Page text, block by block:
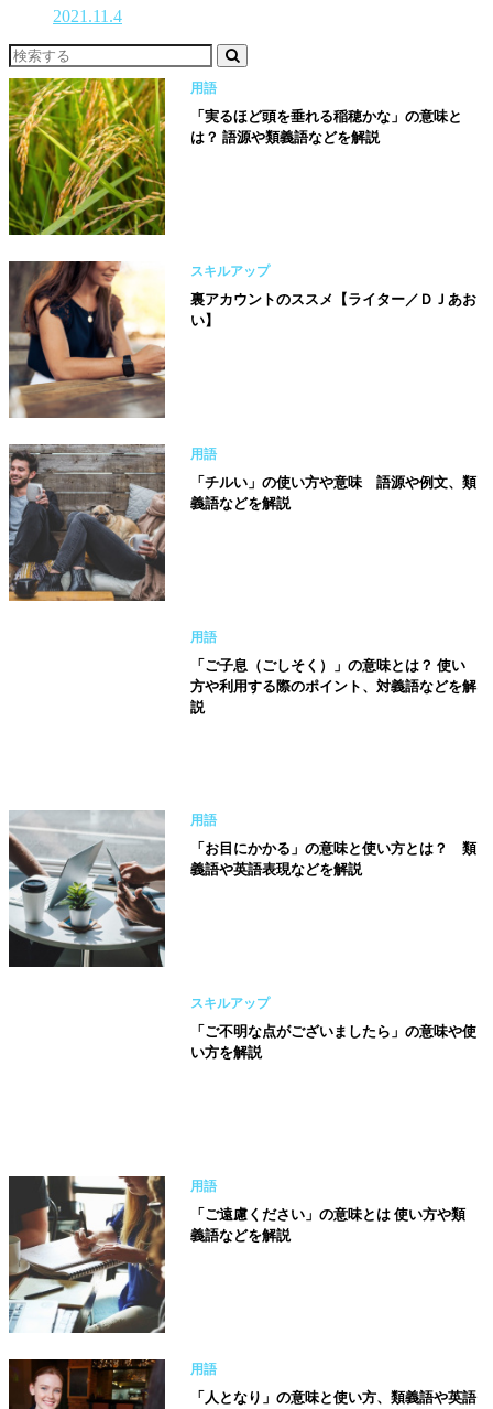
2021.11.4
用語
「実るほど頭を垂れる稲穂かな」の意味と
は？ 語源や類義語などを解説
スキルアップ
裏アカウントのススメ【ライター／ＤＪあお
い】
用語
「チルい」の使い方や意味 語源や例文、類
義語などを解説
用語
「ご子息（ごしそく）」の意味とは？ 使い
方や利用する際のポイント、対義語などを解
説
用語
「お目にかかる」の意味と使い方とは？ 類
義語や英語表現などを解説
スキルアップ
「ご不明な点がございましたら」の意味や使
い方を解説
用語
「ご遠慮ください」の意味とは 使い方や類
義語などを解説
用語
「人となり」の意味と使い方、類義語や英語